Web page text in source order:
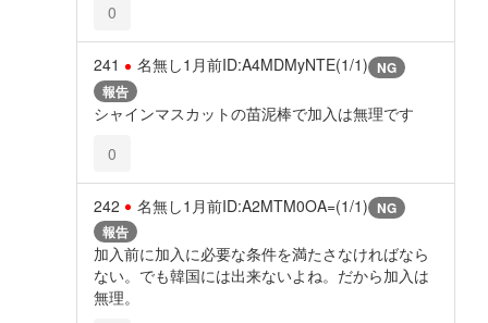
0
241 名無し1月前ID:A4MDMyNTE(1/1) NG
報告
シャインマスカットの苗泥棒で加入は無理です
0
242 名無し1月前ID:A2MTM0OA=(1/1) NG
報告
加入前に加入に必要な条件を満たさなければなら
ない。でも韓国には出来ないよね。だから加入は
無理。